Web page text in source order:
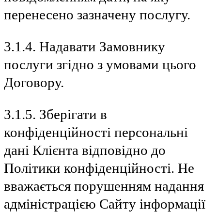
перенесено зазначену послугу.
3.1.4. Надавати Замовнику
послуги згідно з умовами цього
Договору.
3.1.5. Зберігати в
конфіденційності персональні
дані Клієнта відповідно до
Політики конфіденційності. Не
вважається порушенням надання
адміністрацією Сайту інформації